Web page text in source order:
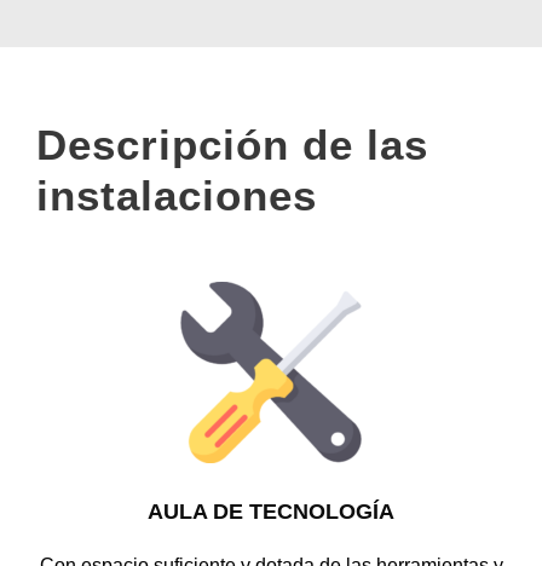
Descripción de las
instalaciones
AULA DE TECNOLOGÍA